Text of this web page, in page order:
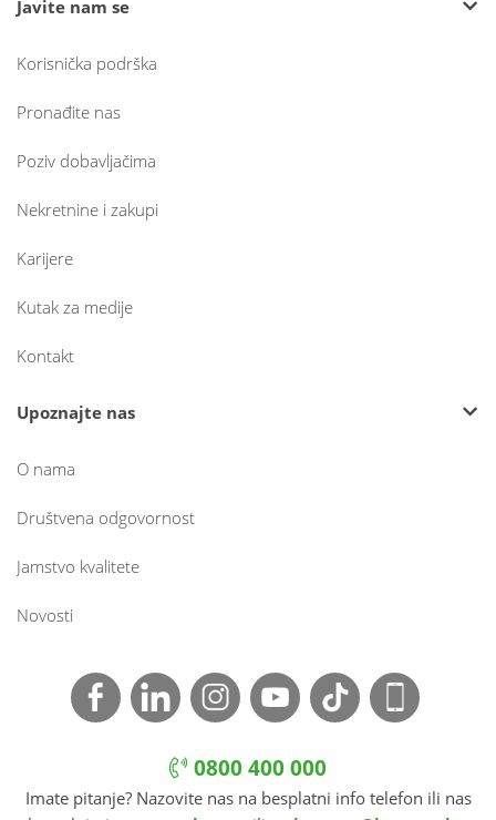
Javite nam se
Korisnička podrška
Pronađite nas
Poziv dobavljačima
Nekretnine i zakupi
Karijere
Kutak za medije
Kontakt
Upoznajte nas
O nama
Društvena odgovornost
Jamstvo kvalitete
Novosti
0800 400 000
Imate pitanje? Nazovite nas na besplatni info telefon ili nas